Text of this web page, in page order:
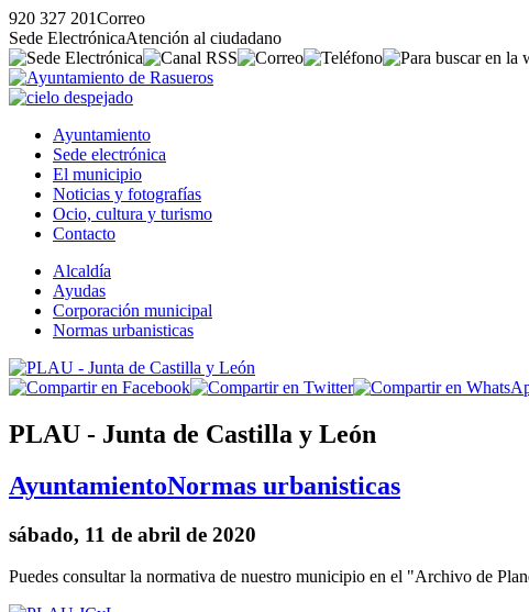
920 327 201Correo
Sede ElectrónicaAtención al ciudadano
Ayuntamiento
Sede electrónica
El municipio
Noticias y fotografías
Ocio, cultura y turismo
Contacto
Alcaldía
Ayudas
Corporación municipal
Normas urbanisticas
PLAU - Junta de Castilla y León
AyuntamientoNormas urbanisticas
sábado, 11 de abril de 2020
Puedes consultar la normativa de nuestro municipio en el "Archivo de